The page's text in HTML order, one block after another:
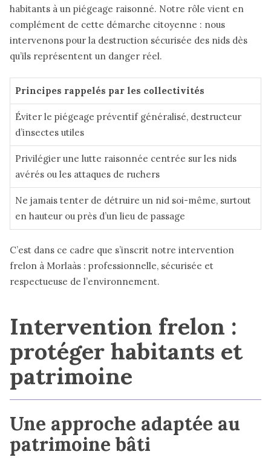
habitants à un piégeage raisonné. Notre rôle vient en
complément de cette démarche citoyenne : nous
intervenons pour la destruction sécurisée des nids dès
qu’ils représentent un danger réel.
Principes rappelés par les collectivités
Éviter le piégeage préventif généralisé, destructeur
d’insectes utiles
Privilégier une lutte raisonnée centrée sur les nids
avérés ou les attaques de ruchers
Ne jamais tenter de détruire un nid soi-même, surtout
en hauteur ou près d’un lieu de passage
C’est dans ce cadre que s’inscrit notre intervention
frelon à Morlaàs : professionnelle, sécurisée et
respectueuse de l’environnement.
Intervention frelon :
protéger habitants et
patrimoine
Une approche adaptée au
patrimoine bâti